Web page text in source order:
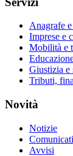
Anagrafe
Imprese e
Mobilità e
Giustizia e
Tributi,
Novità
Notizie
Comunicati
Avvisi